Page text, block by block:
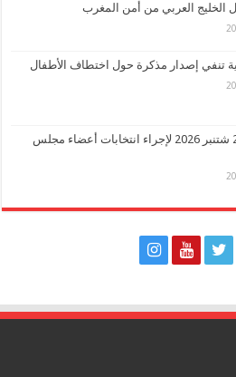
الخليج العربي من أمن المغرب
تنفي إصدار مذكرة حول اختطاف الأطفال
تحديد يوم 23 شتنبر 2026 لإجراء انتخابات أعضاء مجلس